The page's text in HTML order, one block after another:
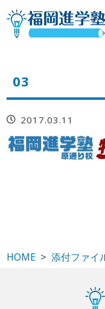
03
2017.03.11
HOME 添付ファイ